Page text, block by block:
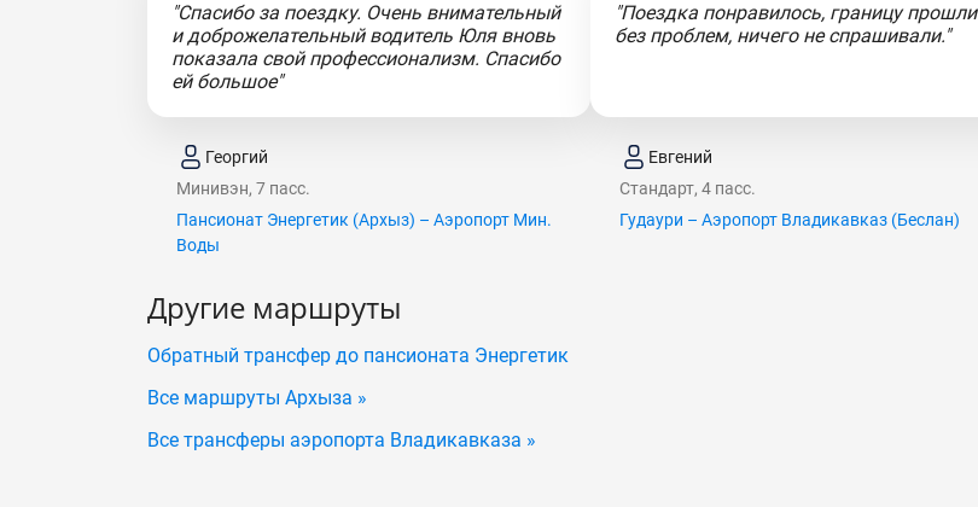
"Спасибо за поездку. Очень внимательный
и доброжелательный водитель Юля вновь
показала свой профессионализм. Спасибо
ей большое"
Георгий
Минивэн, 7 пасс.
Пансионат Энергетик (Apxыз) – Аэропорт Мин.
Воды
"Поездка понравилось, границу прошли
без проблем, ничего не спрашивали."
Евгений
Стандарт, 4 пасс.
Гудаури – Аэропорт Владикавказ (Беслан)
Другие маршруты
Обратный трансфер до пансионата Энергетик
Все маршруты Архыза »
Все трансферы аэропорта Владикавказа »